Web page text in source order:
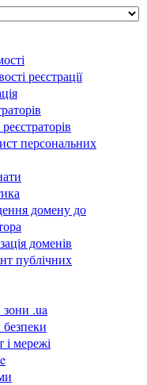
реєстрації
персональних
домену до
доменів
публічних
.ua
і мережі